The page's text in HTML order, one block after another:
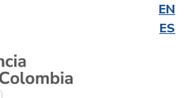
EN
ES